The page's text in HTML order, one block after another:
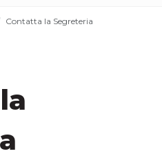
Contatta la Segreteria